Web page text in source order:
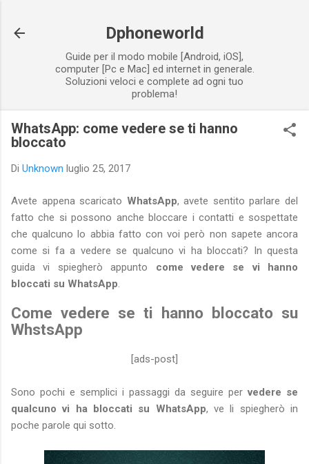
Dphoneworld
Guide per il modo mobile [Android, iOS],
computer [Pc e Mac] ed internet in generale.
Soluzioni veloci e complete ad ogni tuo
problema!
WhatsApp: come vedere se ti hanno
bloccato
Di Unknown luglio 25, 2017
Avete appena scaricato WhatsApp, avete sentito parlare del
fatto che si possono anche bloccare i contatti e sospettate
che qualcuno lo abbia fatto con voi però non sapete ancora
come si fa a vedere se qualcuno vi ha bloccati? In questa
guida vi spiegherò appunto come vedere se vi hanno
bloccati su WhatsApp
Come vedere se ti hanno bloccato su
WhstsApp
[ads-post]
Sono pochi e semplici i passaggi da seguire pervedere se
qualcuno vi ha bloccati su WhatsApp, ve li spiegherò in
poche parole qui sotto.